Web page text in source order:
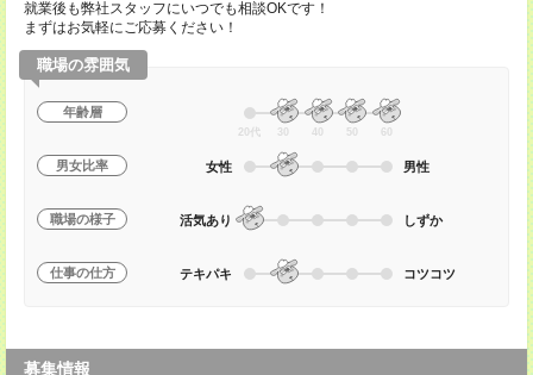
就業後も弊社スタッフにいつでも相談OKです！
まずはお気軽にご応募ください！
職場の雰囲気
年齢層
20代 30 40 50 60
男女比率 女性 男性
職場の様子 活気あり しずか
仕事の仕方 テキパキ コツコツ
募集情報